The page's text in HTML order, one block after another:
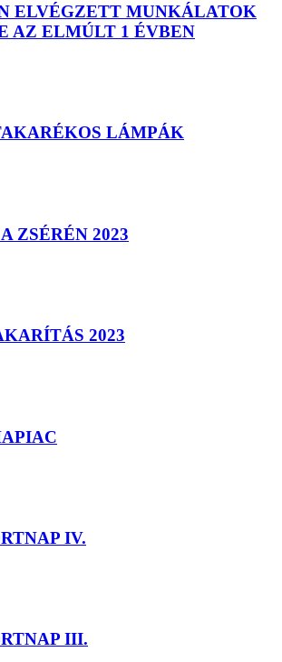
ELVÉGZETT MUNKÁLATOK
AZ ELMÚLT 1 ÉVBEN
LÁMPÁK
ZSÉRÉN 2023
2023
IV.
III.